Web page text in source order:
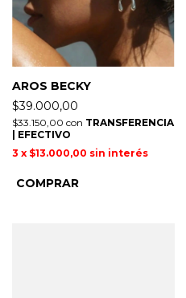
AROS BECKY
$39.000,00
$33.150,00 con TRANSFERENCIA
| EFECTIVO
3 x $13.000,00 sin interés